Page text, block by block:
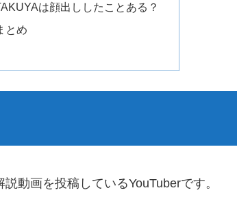
は顔出ししたことある？
とめ
動画を投稿しているYouTuberです。